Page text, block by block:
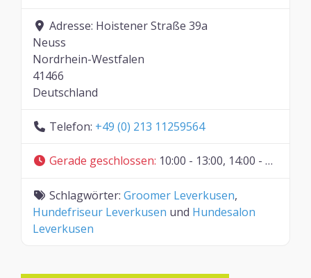
Adresse: Hoistener Straße 39a
Neuss
Nordrhein-Westfalen
41466
Deutschland
Telefon: +49 (0) 213 11259564
Gerade geschlossen: 10:00 - 13:00, 14:00 - 17:00
Schlagwörter: Groomer Leverkusen,
Hundefriseur Leverkusen und Hundesalon
Leverkusen